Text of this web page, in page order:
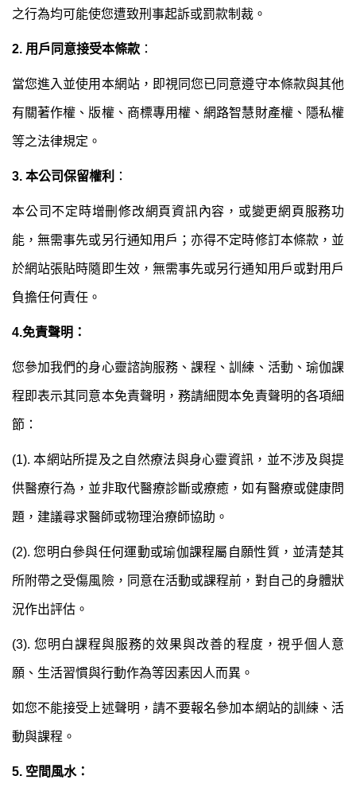
之行為均可能使您遭致刑事起訴或罰款制裁。
2. 用戶同意接受本條款 ：
當您進入並使用本網站，即視同您已同意遵守本條款與其他
有關著作權、版權、商標專用權、網路智慧財產權、隱私權
等之法律規定。
3. 本公司保留權利 ：
本公司不定時增刪修改網頁資訊內容，或變更網頁服務功
能，無需事先或另行通知用戶；亦得不定時修訂本條款，並
於網站張貼時隨即生效，無需事先或另行通知用戶或對用戶
負擔任何責任。
4.免責聲明：
您參加我們的身心靈諮詢服務、課程、訓練、活動、瑜伽課
程即表示其同意本免責聲明，務請細閱本免責聲明的各項細
節：
(1). 本網站所提及之自然療法與身心靈資訊，並不涉及與提
供醫療行為，並非取代醫療診斷或療癒，如有醫療或健康問
題，建議尋求醫師或物理治療師協助。
(2). 您明白參與任何運動或瑜伽課程屬自願性質，並清楚其
所附帶之受傷風險，同意在活動或課程前，對自己的身體狀
況作出評估。
(3). 您明白課程與服務的效果與改善的程度，視乎個人意
願、生活習慣與行動作為等因素因人而異。
如您不能接受上述聲明，請不要報名參加本網站的訓練、活
動與課程。
5. 空間風水：